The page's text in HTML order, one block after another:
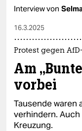
Interview von
16.3.2025
Protest gegen
Am
vorbei
Tausende waren
verhindern.
Kreuzung.